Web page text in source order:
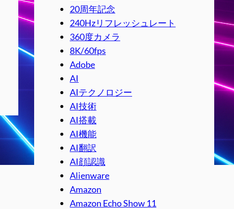
20周年記念
240Hzリフレッシュレート
360度カメラ
8K/60fps
Adobe
AI
AIテクノロジー
AI技術
AI搭載
AI機能
AI翻訳
AI顔認識
Alienware
Amazon
Amazon Echo Show 11